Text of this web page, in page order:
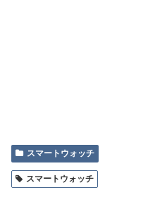
スマートウォッチ
スマートウォッチ